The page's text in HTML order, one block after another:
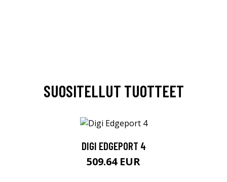
SUOSITELLUT TUOTTEET
DIGI EDGEPORT 4
509.64 EUR